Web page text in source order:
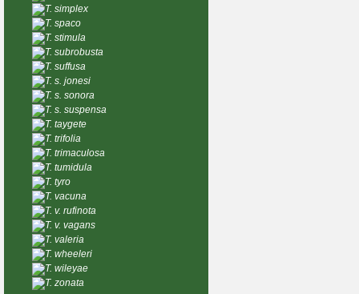
T. simplex
T. spaco
T. stimula
T. subrobusta
T. suffusa
T. s. jonesi
T. s. sonora
T. s. suspensa
T. taygete
T. trifolia
T. trimaculosa
T. tumidula
T. tyro
T. vacuna
T. v. rufinota
T. v. vagans
T. valeria
T. wheeleri
T. wileyae
T. zonata